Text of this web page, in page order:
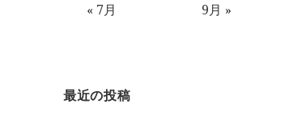
« 7月
9月 »
最近の投稿